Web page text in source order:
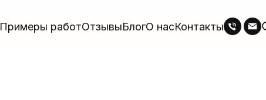
Примеры работОтзывыБлогО насКонтакты